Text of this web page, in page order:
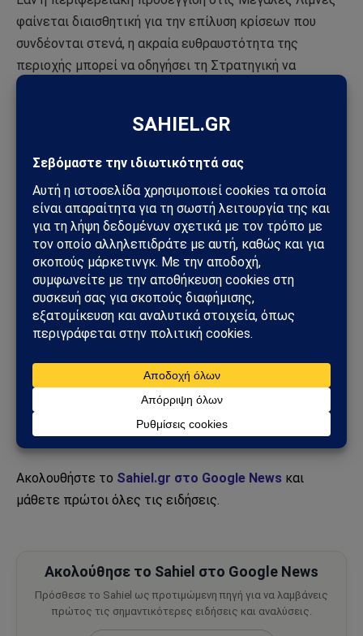
φαίνεται διαισθητική για την επίλυση κρίσεων που
συνδέονται στενά, η ακραία ευθραυστότητα της
περιοχής μπορεί να οδηγήσει τη Στρατηγική να
χτυπήσει έναν τοίχο πολύ πριν από το 2030. Την ίδια
πρέπει να επανεξετάσουν την προσέγγισή τους μετά
σημαντικότερες ειρηνευτικές αποστολές, τόσο από
άποψη προϋπολογισμού όσο και από επιχειρησιακό
προσωπικό. Το πλήθος των τομέων και των στόχων
που λαμβάνονται υπόψη μπορεί να αποδειχθούν
φιλόδοξοι μακροπρόθεσμα, αλλά αυτό συνοδεύεται
επίσης από μια διαυγή ανάλυση που εφαρμόζεται από
το σύστημα του ΟΗΕ όσον αφορά την κατανόηση της
πολυπλοκότητας της περιοχής, η οποία μπορεί να
ότι θέτει ως στόχο να ξεριζώσει τις πολλαπλές
αποσταθεροποιητικές αιτίες.
Πηγή:geopolitica.info
Ακολουθήστε το Sahiel.gr στο Google News και
μάθετε πρώτοι όλες τις ειδήσεις.
Ακολούθησε το Sahiel στο Google News
Πρόσθεσε το Sahiel ως προτιμώμενη πηγή για να λαμβάνεις
πρώτος τις σημαντικότερες ειδήσεις και αναλύσεις.